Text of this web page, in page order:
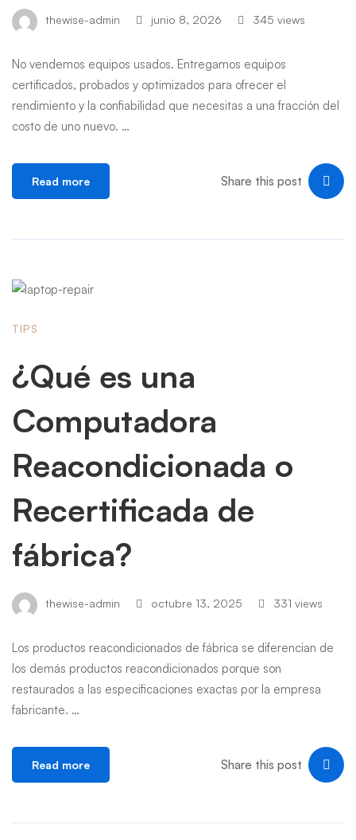
thewise-admin junio 8, 2026 345 views
No vendemos equipos usados. Entregamos equipos
certificados, probados y optimizados para ofrecer el
rendimiento y la confiabilidad que necesitas a una fracción del
costo de uno nuevo. …
Read more Share this post
TIPS
¿Qué es una
Computadora
Reacondicionada o
Recertificada de
fábrica?
thewise-admin octubre 13, 2025 331 views
Los productos reacondicionados de fábrica se diferencian de
los demás productos reacondicionados porque son
restaurados a las especificaciones exactas por la empresa
fabricante. …
Read more Share this post